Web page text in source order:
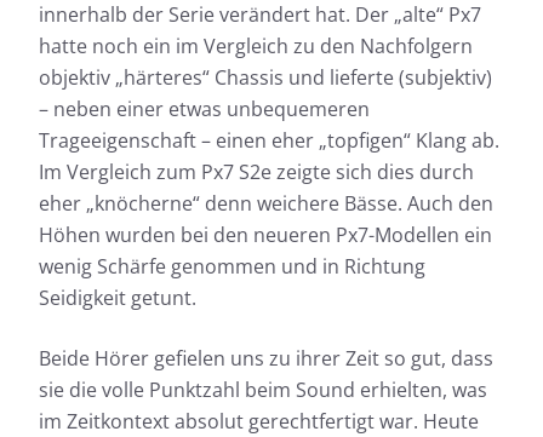
innerhalb der Serie verändert hat. Der „alte“ Px7
hatte noch ein im Vergleich zu den Nachfolgern
objektiv „härteres“ Chassis und lieferte (subjektiv)
– neben einer etwas unbequemeren
Trageeigenschaft – einen eher „topfigen“ Klang ab.
Im Vergleich zum Px7 S2e zeigte sich dies durch
eher „knöcherne“ denn weichere Bässe. Auch den
Höhen wurden bei den neueren Px7-Modellen ein
wenig Schärfe genommen und in Richtung
Seidigkeit getunt.
Beide Hörer gefielen uns zu ihrer Zeit so gut, dass
sie die volle Punktzahl beim Sound erhielten, was
im Zeitkontext absolut gerechtfertigt war. Heute